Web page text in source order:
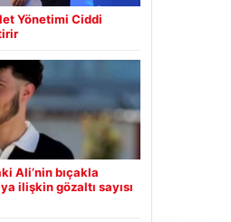
Yönetimi Ciddi
Ali’nin bıçakla
ilişkin gözaltı sayısı